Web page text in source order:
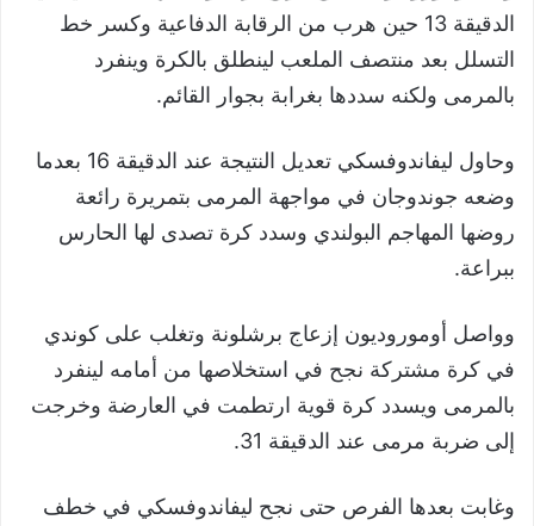
الدقيقة 13 حين هرب من الرقابة الدفاعية وكسر خط
التسلل بعد منتصف الملعب لينطلق بالكرة وينفرد
بالمرمى ولكنه سددها بغرابة بجوار القائم.
وحاول ليفاندوفسكي تعديل النتيجة عند الدقيقة 16 بعدما
وضعه جوندوجان في مواجهة المرمى بتمريرة رائعة
روضها المهاجم البولندي وسدد كرة تصدى لها الحارس
ببراعة.
وواصل أوموروديون إزعاج برشلونة وتغلب على كوندي
في كرة مشتركة نجح في استخلاصها من أمامه لينفرد
بالمرمى ويسدد كرة قوية ارتطمت في العارضة وخرجت
إلى ضربة مرمى عند الدقيقة 31.
وغابت بعدها الفرص حتى نجح ليفاندوفسكي في خطف